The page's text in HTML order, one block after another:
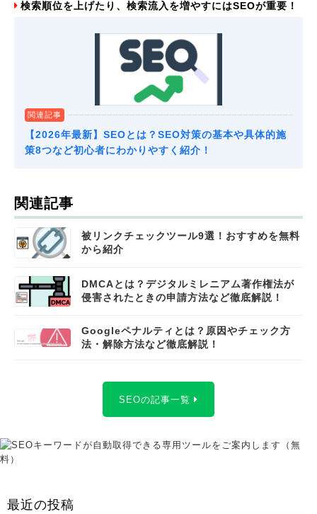
検索順位を上げたり、検索流入を増やすにはSEOが重要！
関連記事
【2026年最新】SEOとは？SEO対策の基本や具体的施
策8つなど初心者にわかりやすく紹介！
関連記事
被リンクチェックツール9選！おすすめを無料
から紹介
DMCAとは？デジタルミレニアム著作権法が
侵害されたときの申請方法など徹底解説！
Googleペナルティとは？原因やチェック方
法・解除方法など徹底解説！
SEOの記事一覧
最近の投稿